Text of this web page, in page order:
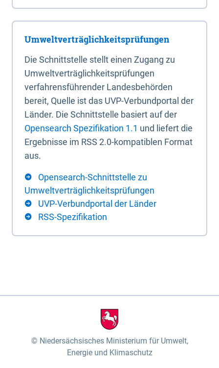
Umweltverträglichkeitsprüfungen
Die Schnittstelle stellt einen Zugang zu
Umweltverträglichkeitsprüfungen
verfahrensführender Landesbehörden
bereit, Quelle ist das UVP-Verbundportal der
Länder. Die Schnittstelle basiert auf der
Opensearch Spezifikation 1.1 und liefert die
Ergebnisse im RSS 2.0-kompatiblen Format
aus.
Opensearch-Schnittstelle zu
Umweltverträglichkeitsprüfungen
UVP-Verbundportal der Länder
RSS-Spezifikation
Niedersächsisches Ministerium für Umwelt,
Energie und Klimaschutz